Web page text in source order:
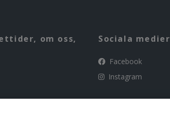
om oss,
Sociala medier
Facebook
Instagram